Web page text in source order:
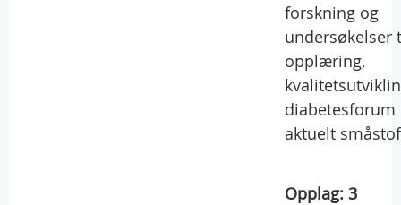
forskning og
undersøkelser
opplæring,
diabetesforum
aktuelt
Opplag: 3